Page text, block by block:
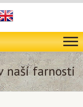
naší farnosti